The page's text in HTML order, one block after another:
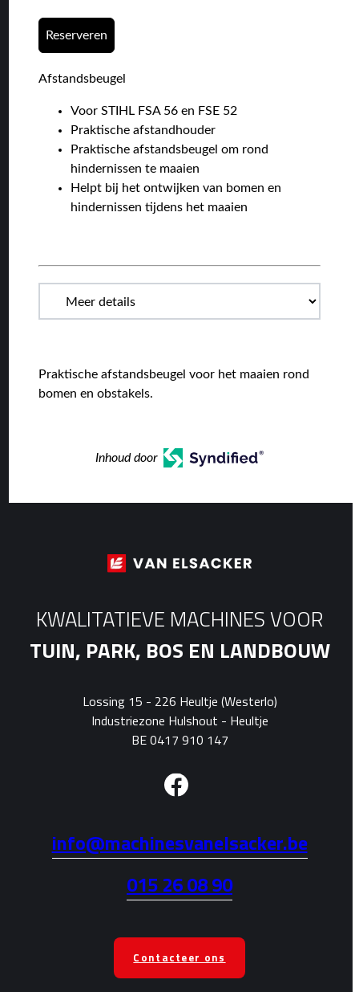
Reserveren
Afstandsbeugel
Voor STIHL FSA 56 en FSE 52
Praktische afstandhouder
Praktische afstandsbeugel om rond
hindernissen te maaien
Helpt bij het ontwijken van bomen en
hindernissen tijdens het maaien
Praktische afstandsbeugel voor het maaien rond
bomen en obstakels.
Inhoud door
KWALITATIEVE MACHINES VOOR
TUIN, PARK, BOS EN LANDBOUW
Lossing 15 - 226 Heultje (Westerlo)
Industriezone Hulshout - Heultje
BE 0417 910 147
info@machinesvanelsacker.be
015 26 08 90
Contacteer ons